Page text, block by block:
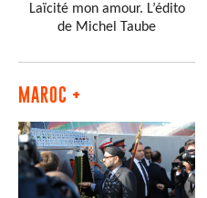
Laïcité mon amour. L’édito
de Michel Taube
MAROC +